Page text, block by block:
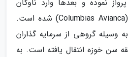
نموده و بعدها وارد ناوگان
هوایی آویانکای کلمبیا (Columbias Avianca) شده است.
وسیله گروهی از سرمایه گذاران
سن خوزه انتقال یافته است. به